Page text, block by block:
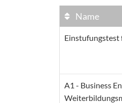
Name
Einstufungstest
A1 - Business